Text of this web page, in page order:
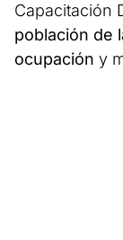
Capacitación
población de
ocupación y